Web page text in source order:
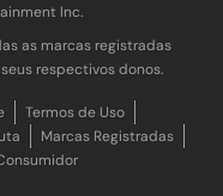
Inc.
as marcas registradas
respectivos donos.
Termos de Uso
Marcas Registradas